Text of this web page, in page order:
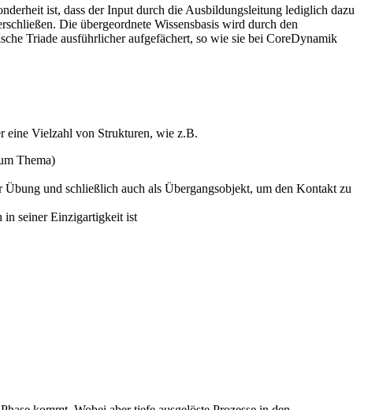
ist, dass der Input durch die Ausbildungsleitung lediglich dazu
Die übergeordnete Wissensbasis wird durch den
Triade ausführlicher aufgefächert, so wie sie bei CoreDynamik
eine Vielzahl von Strukturen, wie z.B.
Thema)
und schließlich auch als Übergangsobjekt, um den Kontakt zu
in seiner Einzigartigkeit ist